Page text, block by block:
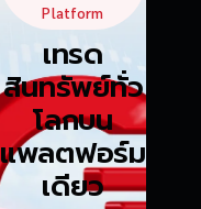
Platform
เทรด
สินทรัพย์ทั่ว
โลกบน
แพลตฟอร์ม
เดียว